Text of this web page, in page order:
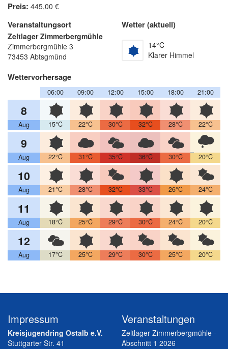
Preis: 445,00 €
Veranstaltungsort
Zeltlager Zimmerbergmühle
Zimmerbergmühle 3
73453 Abtsgmünd
Wetter (aktuell)
14°C
Klarer Himmel
Wettervorhersage
06:00 09:00 12:00 15:00 18:00 21:00
8
Aug 15°C 22°C 30°C 32°C 28°C 22°C
9
Aug 22°C 31°C 35°C 36°C 30°C 20°C
10
Aug 21°C 28°C 32°C 33°C 26°C 24°C
11
Aug 18°C 25°C 29°C 30°C 24°C 20°C
12
Aug 17°C 25°C 29°C 30°C 25°C 20°C
Impressum
Kreisjugendring Ostalb e.V.
Stuttgarter Str. 41
Veranstaltungen
Zeltlager Zimmerbergmühle -
Abschnitt 1 2026